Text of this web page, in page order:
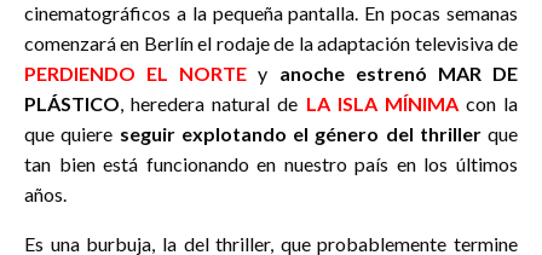
cinematográficos a la pequeña pantalla. En pocas semanas
comenzará en Berlín el rodaje de la adaptación televisiva de
PERDIENDO EL NORTE y anoche estrenó MAR DE
PLÁSTICO, heredera natural de LA ISLA MÍNIMAcon la
que quiere seguir explotando el género del thrillerque
tan bien está funcionando en nuestro país en los últimos
años.
Es una burbuja, la del thriller, que probablemente termine